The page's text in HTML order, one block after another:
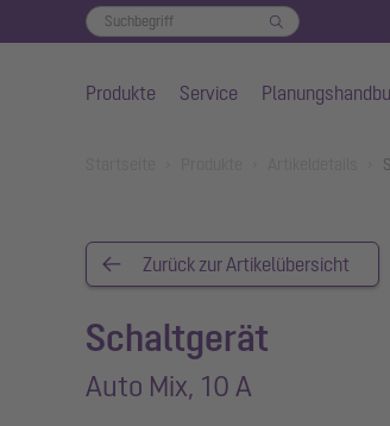
Produkte Service
Zurück zur Artikelübersicht
Schaltgerät
Auto Mix, 10 A